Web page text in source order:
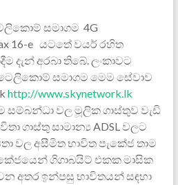
සමාගම 4G
16-e යටතේ වයර් රහිත
දැන් අරබා තිබේ. ලංකාවට
සමාගම මෙම සේවාව
http://www.skynetwork.lk
සම්බන්ධා වල මූලික ගාස්තුව වැඩි
ගාස්තු සාමාන්‍ය ADSL වලට
වල අසීමිත භාවිත පැකේජ තාම
ගිගාබයිට් එකක මාසික
අතර ඉන්පසු භාවිතයන් සඳහා